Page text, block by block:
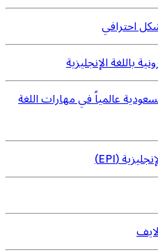
باللغة الإنجليزية
عالمياً في مهارات اللغة